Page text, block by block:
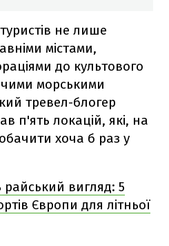
не лише
містами,
до культового
морськими
тревел-блогер
п'ять локацій, які, на
хоча б раз у
вигляд: 5
Європи для літньої